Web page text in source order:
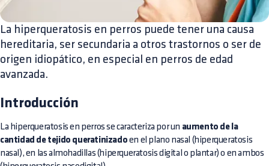
La hiperqueratosis en perros puede tener una causa
hereditaria, ser secundaria a otros trastornos o ser de
origen idiopático, en especial en perros de edad
avanzada.
Introducción
La hiperqueratosis en perros se caracteriza por un aumento de la
cantidad de tejido queratinizado en el plano nasal (hiperqueratosis
nasal), en las almohadillas (hiperqueratosis digital o plantar) o en ambos